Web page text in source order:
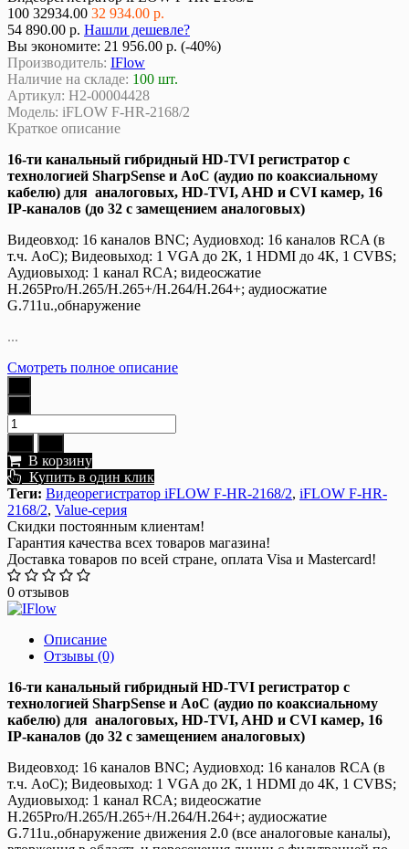
100 32934.00 32 934.00 р.
54 890.00 р. Нашли дешевле?
Вы экономите: 21 956.00 р. (-40%)
Производитель: IFlow
Наличие на складе: 100 шт.
Артикул: Н2-00004428
Модель: iFLOW F-HR-2168/2
Краткое описание
16-ти канальный гибридный HD-TVI регистратор c
технологией SharpSense и AoC (аудио по коаксиальному
кабелю) для аналоговых, HD-TVI, AHD и CVI камер, 16
IP-каналов (до 32 с замещением аналоговых)
Видеовход: 16 каналов BNC; Аудиовход: 16 каналов RCA (в
т.ч. AoC); Видеовыход: 1 VGA до 2К, 1 HDMI до 4К, 1 CVBS;
Аудиовыход: 1 канал RCA; видеосжатие
H.265Pro/H.265/H.265+/H.264/H.264+; аудиосжатие
G.711u.,обнаружение
...
Смотреть полное описание
В корзину
Купить в один клик
Теги: Видеорегистратор iFLOW F-HR-2168/2, iFLOW F-HR-
2168/2, Value-серия
Скидки постоянным клиентам!
Гарантия качества всех товаров магазина!
Доставка товаров по всей стране, оплата Visa и Mastercard!
0 отзывов
Описание
Отзывы (0)
16-ти канальный гибридный HD-TVI регистратор c
технологией SharpSense и AoC (аудио по коаксиальному
кабелю) для аналоговых, HD-TVI, AHD и CVI камер, 16
IP-каналов (до 32 с замещением аналоговых)
Видеовход: 16 каналов BNC; Аудиовход: 16 каналов RCA (в
т.ч. AoC); Видеовыход: 1 VGA до 2К, 1 HDMI до 4К, 1 CVBS;
Аудиовыход: 1 канал RCA; видеосжатие
H.265Pro/H.265/H.265+/H.264/H.264+; аудиосжатие
G.711u.,обнаружение движения 2.0 (все аналоговые каналы),